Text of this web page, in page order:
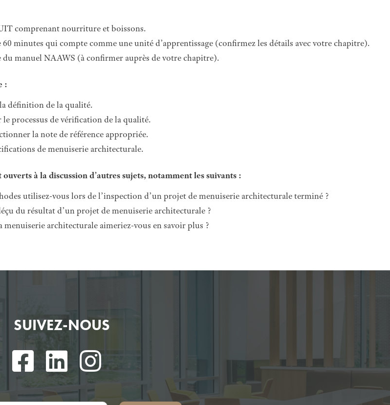
comprenant nourriture et boissons.
minutes qui compte comme une unité d’apprentissage (confirmez les détails avec votre chapitre).
manuel NAAWS (à confirmer auprès de votre chapitre).
:
définition de la qualité.
processus de vérification de la qualité.
la note de référence appropriée.
de menuiserie architecturale.
à la discussion d’autres sujets, notamment les suivants :
utilisez-vous lors de l’inspection d’un projet de menuiserie architecturale terminé ?
du résultat d’un projet de menuiserie architecturale ?
menuiserie architecturale aimeriez-vous en savoir plus ?
SUIVEZ-NOUS